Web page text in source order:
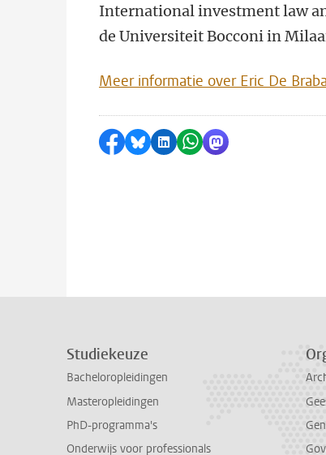
International investment law
de Universiteit Bocconi in
Meer informatie over Eric De
Delen op Facebook
Delen via Bluesky
Delen op LinkedIn
Delen via WhatsApp
Delen via
Studiekeuze
Bacheloropleidingen
Masteropleidingen
PhD-programma's
Onderwijs voor professionals